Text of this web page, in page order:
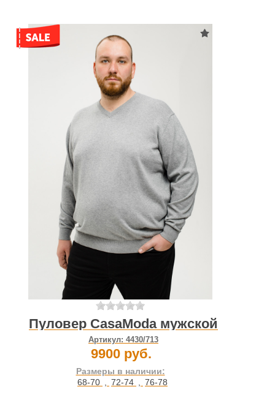
Пуловер CasaModa мужской
Артикул: 4430/713
9900 руб.
Размеры в наличии:
68-70
72-74 76-78